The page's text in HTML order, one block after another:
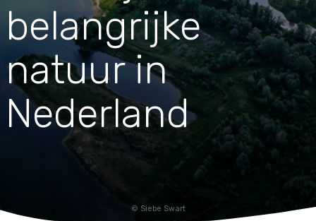
Siebe Swart
belangrijke
natuur in
Nederland
Jaguar
Koraal
Leeuw
Luipaard
Kleding & Accessoires
Speelgoed